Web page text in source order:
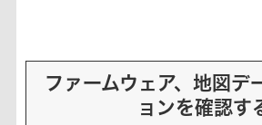
ファームウェア、地図デ
ョンを確認す